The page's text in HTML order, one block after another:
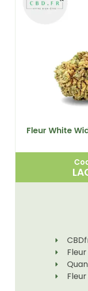
Fleur White